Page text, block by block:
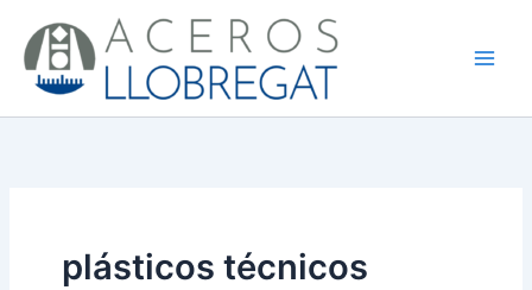
contenido
plásticos técnicos
por: